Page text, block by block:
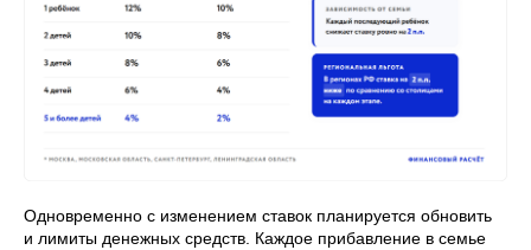
Одновременно с изменением ставок планируется обновить
и лимиты денежных средств. Каждое прибавление в семье